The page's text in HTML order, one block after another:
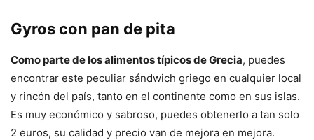
Gyros con pan de pita
Como parte de los alimentos típicos de Grecia, puedes
encontrar este peculiar sándwich griego en cualquier local
y rincón del país, tanto en el continente como en sus islas.
Es muy económico y sabroso, puedes obtenerlo a tan solo
2 euros, su calidad y precio van de mejora en mejora.